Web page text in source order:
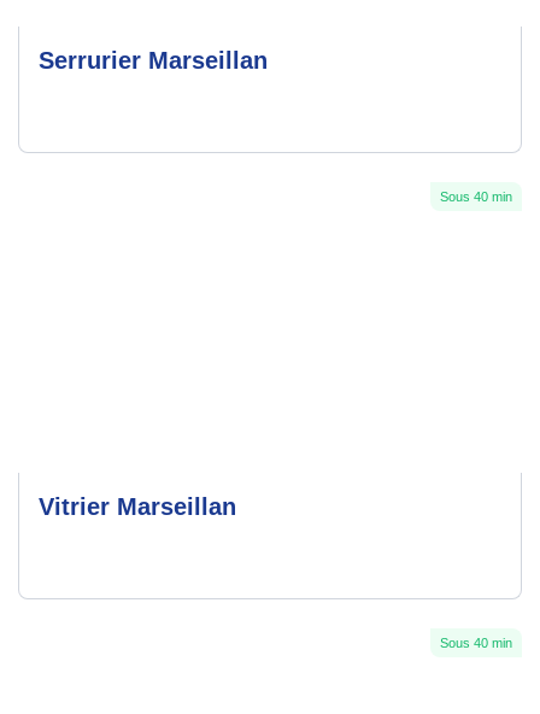
Serrurier Marseillan
Sous 40 min
Vitrier Marseillan
Sous 40 min